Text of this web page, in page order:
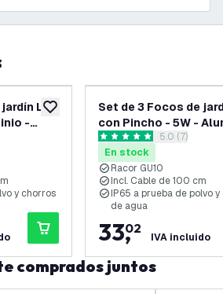
añadir a lista de deseos
LED
-
-
de reseñas
y chorros
Set de 3 Focos de
con Pincho - 5W -
Negro - Casquillo
IP65 - Cable de 1
abrir el panel
5 estrellas de puntuación
5.0 (7)
En stock
Racor GU10
Incl. Cable de 100 cm
IP65 a prueba de polvo
de agua
33,
02
IVA incluido
comprados juntos